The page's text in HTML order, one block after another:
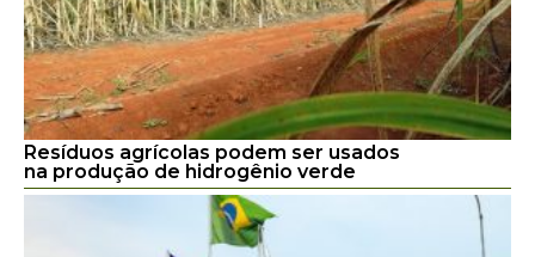
Resíduos agrícolas podem ser usados
na produção de hidrogênio verde